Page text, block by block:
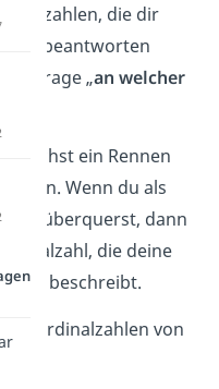
die dir
beantworten
die Frage „an welcher
machst ein Rennen
Wenn du als
überquerst, dann
die deine
beschreibt.
die Ordinalzahlen von